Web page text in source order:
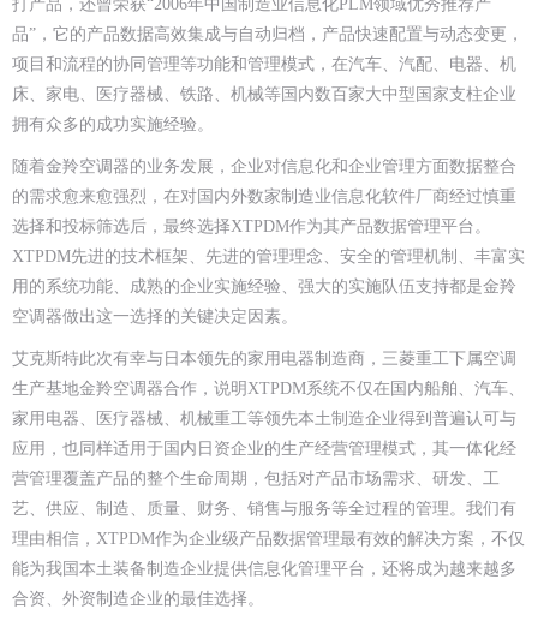
打产品，还曾荣获“2006年中国制造业信息化PLM领域优秀推荐产
品”，它的产品数据高效集成与自动归档，产品快速配置与动态变更，
项目和流程的协同管理等功能和管理模式，在汽车、汽配、电器、机
床、家电、医疗器械、铁路、机械等国内数百家大中型国家支柱企业
拥有众多的成功实施经验。
随着金羚空调器的业务发展，企业对信息化和企业管理方面数据整合
的需求愈来愈强烈，在对国内外数家制造业信息化软件厂商经过慎重
选择和投标筛选后，最终选择XTPDM作为其产品数据管理平台。
XTPDM先进的技术框架、先进的管理理念、安全的管理机制、丰富实
用的系统功能、成熟的企业实施经验、强大的实施队伍支持都是金羚
空调器做出这一选择的关键决定因素。
艾克斯特此次有幸与日本领先的家用电器制造商，三菱重工下属空调
生产基地金羚空调器合作，说明XTPDM系统不仅在国内船舶、汽车、
家用电器、医疗器械、机械重工等领先本土制造企业得到普遍认可与
应用，也同样适用于国内日资企业的生产经营管理模式，其一体化经
营管理覆盖产品的整个生命周期，包括对产品市场需求、研发、工
艺、供应、制造、质量、财务、销售与服务等全过程的管理。我们有
理由相信，XTPDM作为企业级产品数据管理最有效的解决方案，不仅
能为我国本土装备制造企业提供信息化管理平台，还将成为越来越多
合资、外资制造企业的最佳选择。